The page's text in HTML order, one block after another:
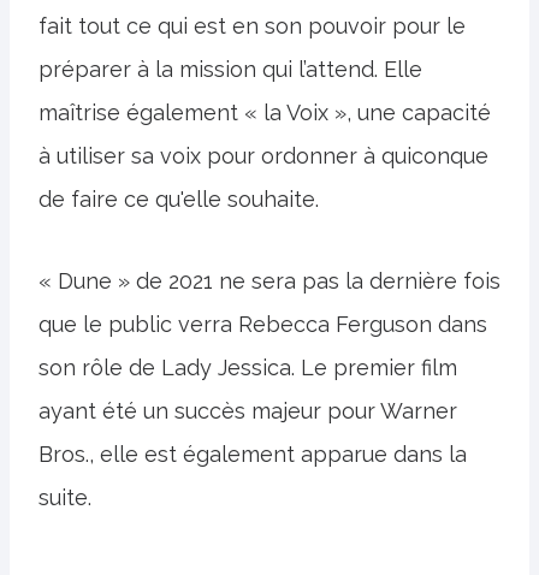
fait tout ce qui est en son pouvoir pour le
préparer à la mission qui l’attend. Elle
maîtrise également « la Voix », une capacité
à utiliser sa voix pour ordonner à quiconque
de faire ce qu'elle souhaite.
« Dune » de 2021 ne sera pas la dernière fois
que le public verra Rebecca Ferguson dans
son rôle de Lady Jessica. Le premier film
ayant été un succès majeur pour Warner
Bros., elle est également apparue dans la
suite.